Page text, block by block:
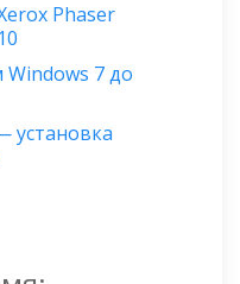
Phaser
Windows 7 до
установка